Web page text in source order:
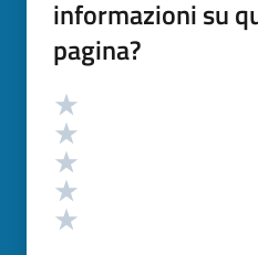
informazioni su
pagina?
Valutazione